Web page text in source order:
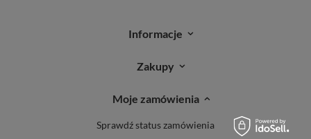
Informacje
Zakupy
Moje zamówienia
Sprawdź status zamówienia